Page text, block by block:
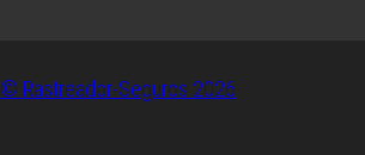
© Rastreador-Seguros 2026